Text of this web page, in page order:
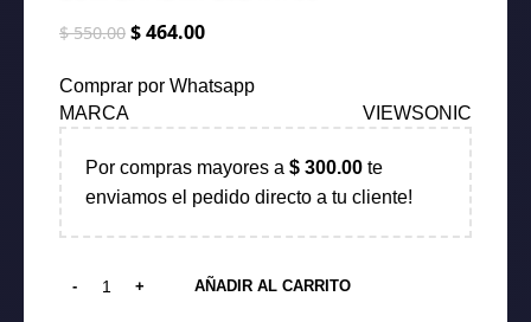
$550.00 El
original
$464.00El
actual
Comprar por Whatsapp
MARCA
VIEWSONIC
Por compras mayores a $ 300.00 te
enviamos el pedido directo a tu cliente!
AÑADIR AL CARRITO